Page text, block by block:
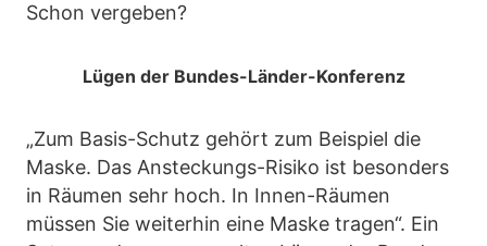
Schon vergeben?
Lügen der Bundes-Länder-Konferenz
„Zum Basis-Schutz gehört zum Beispiel die
Maske. Das Ansteckungs-Risiko ist besonders
in Räumen sehr hoch. In Innen-Räumen
müssen Sie weiterhin eine Maske tragen“. Ein